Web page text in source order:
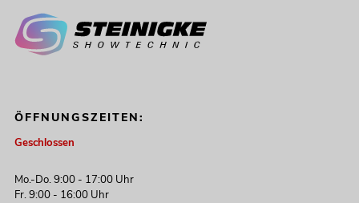
ÖFFNUNGSZEITEN:
Geschlossen
Mo.-Do. 9:00 - 17:00 Uhr
Fr. 9:00 - 16:00 Uhr